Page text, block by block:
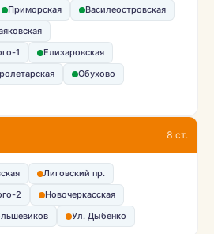
Приморская
Василеостровская
1
Елизаровская
Обухово
8 ст.
Лиговский пр.
2
Новочеркасская
Ул. Дыбенко